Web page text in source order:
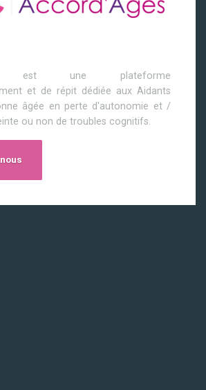
est une plateforme
et de répit dédiée aux Aidants
âgée en perte d'autonomie et /
ou non de troubles cognitifs.